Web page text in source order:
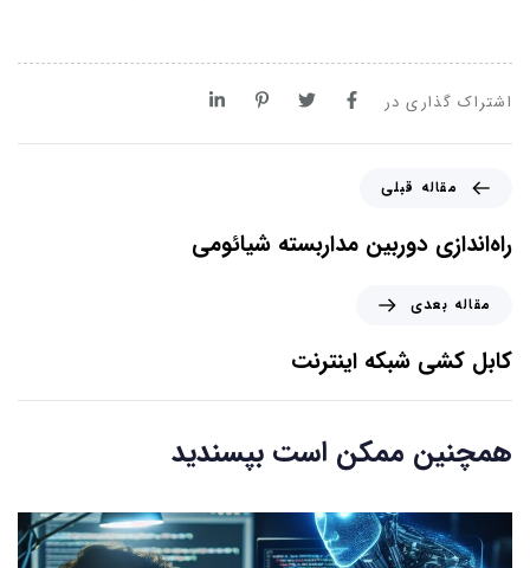
اشتراک گذاری در
مقاله قبلی
راه‌اندازی دوربین مداربسته شیائومی
مقاله بعدی
کابل کشی شبکه اینترنت
همچنین ممکن است بپسندید